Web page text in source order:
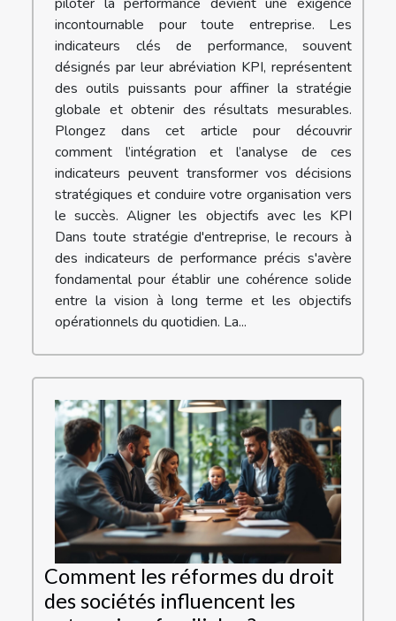
incontournable pour toute entreprise. Les
indicateurs clés de performance, souvent
désignés par leur abréviation KPI, représentent
des outils puissants pour affiner la stratégie
globale et obtenir des résultats mesurables.
Plongez dans cet article pour découvrir
comment l’intégration et l’analyse de ces
indicateurs peuvent transformer vos décisions
stratégiques et conduire votre organisation vers
le succès. Aligner les objectifs avec les KPI
Dans toute stratégie d'entreprise, le recours à
des indicateurs de performance précis s'avère
fondamental pour établir une cohérence solide
entre la vision à long terme et les objectifs
opérationnels du quotidien. La...
Comment les réformes du droit
des sociétés influencent les